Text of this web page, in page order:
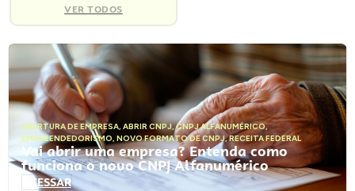
VER TODOS
ABERTURA DE EMPRESA, ABRIR CNPJ,CNPJ ALFANUMÉRICO,
EMPREENDEDORISMO, NOVO FORMATO DE CNPJ,RECEITA FEDERAL
Vai abrir uma empresa? Entenda como
funciona o novo CNPJ Alfanumérico
ACESSAR